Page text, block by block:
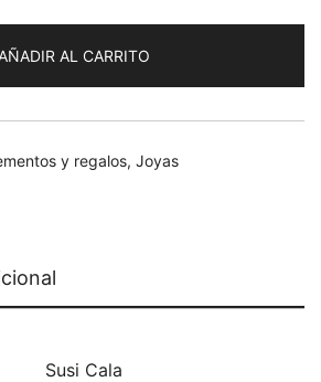
AL CARRITO
y regalos, Joyas
Susi Cala